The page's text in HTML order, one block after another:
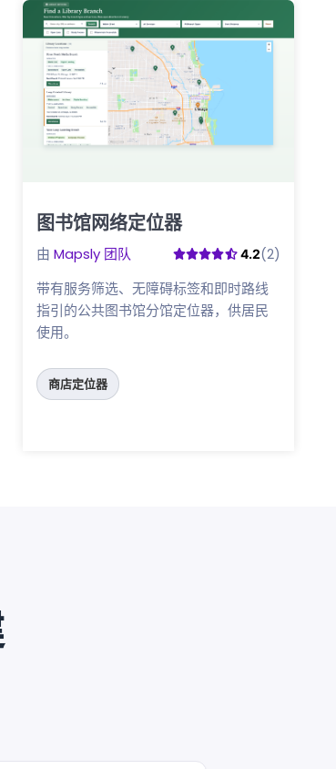
图书馆网络定位器
由 Mapsly 团队 4.2(2)
带有服务筛选、无障碍标签和即时路线
指引的公共图书馆分馆定位器，供居民
使用。
商店定位器
点击这里